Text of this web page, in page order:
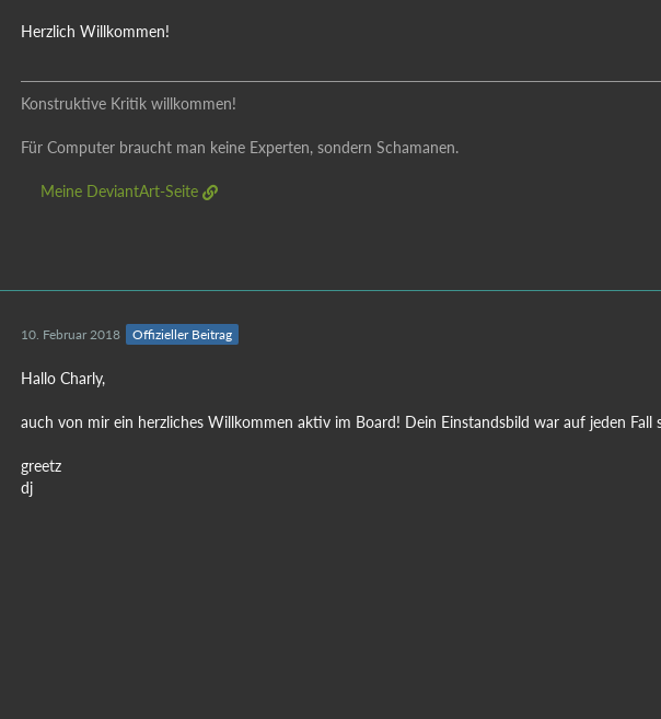
Herzlich Willkommen!
Konstruktive Kritik willkommen!
Für Computer braucht man keine Experten, sondern Schamanen.
Meine DeviantArt-Seite
10. Februar 2018 Offizieller Beitrag
Hallo Charly,
auch von mir ein herzliches Willkommen aktiv im Board! Dein Einstandsbild war auf jeden Fall
greetz
dj